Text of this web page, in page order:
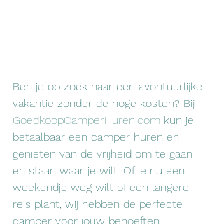
Ben je op zoek naar een avontuurlijke
vakantie zonder de hoge kosten? Bij
GoedkoopCamperHuren.com kun je
betaalbaar een camper huren en
genieten van de vrijheid om te gaan
en staan waar je wilt. Of je nu een
weekendje weg wilt of een langere
reis plant, wij hebben de perfecte
camper voor jouw behoeften.